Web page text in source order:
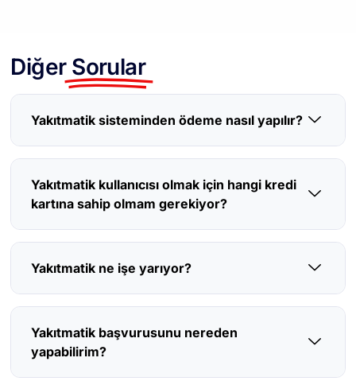
Diğer Sorular
Yakıtmatik sisteminden ödeme nasıl yapılır?
Yakıtmatik kullanıcısı olmak için hangi kredi
kartına sahip olmam gerekiyor?
Yakıtmatik ne işe yarıyor?
Yakıtmatik başvurusunu nereden
yapabilirim?